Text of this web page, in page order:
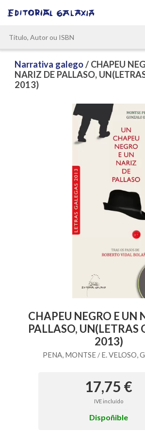
Narrativa galego/ CHAPEU
NARIZ DE PALLASO,
2013)
CHAPEU NEGRO E UN
PALLASO, UN(LETRAS
2013)
PENA, MONTSE/ E. VELOSO,
17,75 €
IVE incluído
Dispoñible